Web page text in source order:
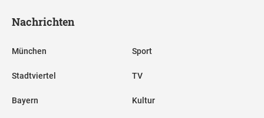
Nachrichten
München
Stadtviertel
Bayern
Sport
TV
Kultur